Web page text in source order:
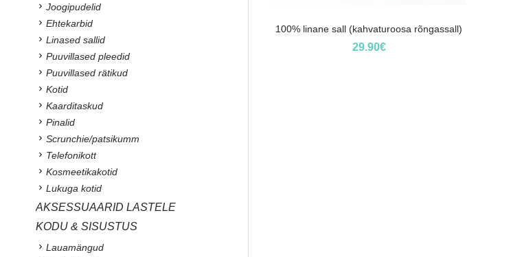
100% linane sall (kahvaturoosa rõngassall)
29.90€
Joogipudelid
Ehtekarbid
Linased sallid
Puuvillased pleedid
Puuvillased rätikud
Kotid
Kaarditaskud
Pinalid
Scrunchie/patsikumm
Telefonikott
Kosmeetikakotid
Lukuga kotid
AKSESSUAARID LASTELE
KODU & SISUSTUS
Lauamängud